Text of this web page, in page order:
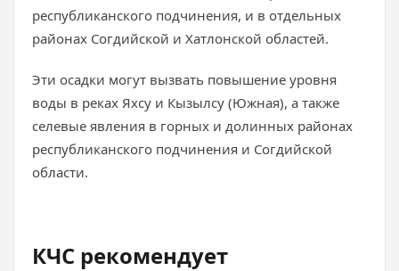
республиканского подчинения, и в отдельных
районах Согдийской и Хатлонской областей.
Эти осадки могут вызвать повышение уровня
воды в реках Яхсу и Кызылсу (Южная), а также
селевые явления в горных и долинных районах
республиканского подчинения и Согдийской
области.
КЧС рекомендует